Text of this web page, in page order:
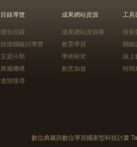
目錄導覽
聯合目錄
快速關鍵詞導覽
主題分類
典藏機構
進階搜尋
成果網站資源
成果網站資源庫
教育學習
學術研究
創意加值
工具
技術
關鍵
線上
時間
數位典藏與數位學習國家型科技計畫